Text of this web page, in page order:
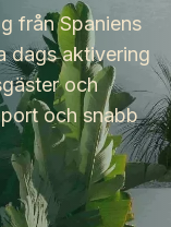
från Spaniens
dags aktivering
och
och snabb